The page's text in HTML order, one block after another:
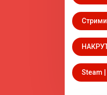
Steam